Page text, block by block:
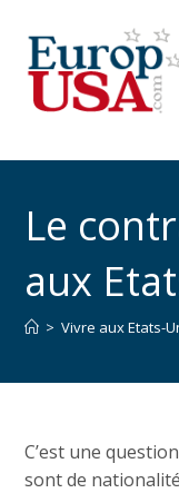
Le
aux
> Vivre aux Etats-
C’est une
sont de